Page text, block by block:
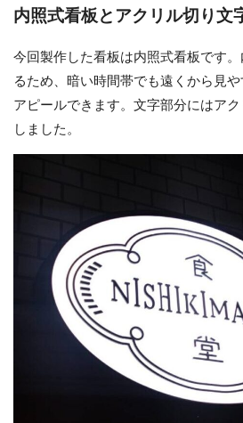
内照式看板とアクリル切り文
今回製作した看板は内照式看板です
るため、暗い時間帯でも遠くから見
アピールできます。文字部分にはア
しました。